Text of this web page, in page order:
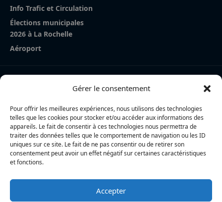
Gérer le consentement
Pour offrir les meilleures expériences, nous utilisons des technologies
telles que les cookies pour stocker et/ou accéder aux informations des
appareils. Le fait de consentir à ces technologies nous permettra de
traiter des données telles que le comportement de navigation ou les ID
uniques sur ce site. Le fait de ne pas consentir ou de retirer son
consentement peut avoir un effet négatif sur certaines caractéristiques
et fonctions.
Accepter
Info Trafic et Circulation
Élections municipales
2026 à La Rochelle
Aéroport
voiture à Périgny, une femme en urgence absolue
Charente-Maritime : la directrice de la police nationale,
Myriam Akkari, sur le départ vers le Haut-Rhin
Incendie à la gare de La Rochelle : près de 20 m² de
toiture brûlés, l’origine accidentelle privilégiée
L’actualité locale en continu à La Rochelle et en Charente-